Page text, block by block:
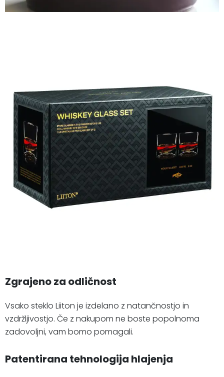
Zgrajeno za odličnost
Vsako steklo Liiton je izdelano z natančnostjo in
vzdržljivostjo. Če z nakupom ne boste popolnoma
zadovoljni, vam bomo pomagali.
Patentirana tehnologija hlajenja